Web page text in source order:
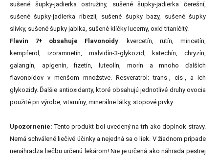
sušené šupky-jadierka ostružiny, sušené šupky-jadierka čerešní,
sušené šupky-jadierka ríbezlí, sušené šupky bazy, sušené šupky
slivky, sušené šupky jablka, sušené klíčky lucerny, oxid titaničitý.
Flavin 7+ obsahuje Flavonoidy: kvercetín, rutín, miricetín,
kempferol, izoramnetín, malvidín-3-glykozid, katechín, chryzín,
galangín, apigenín, fizetín, luteolín, morín a mnoho ďalších
flavonoidov v menšom množstve. Resveratrol: trans-, cis-, a ich
glykozidy. Ďalšie antioxidanty, ktoré obsahujú jednotlivé druhy ovocia
použité pri výrobe, vitamíny, minerálne látky, stopové prvky.
Upozornenie: Tento produkt bol uvedený na trh ako doplnok stravy.
Nemá schválené liečivé účinky a nejedná sa o liek. V žiadnom prípade
nenáhradza liečbu určenú lekárom! Nie je určená ako náhrada pestrej